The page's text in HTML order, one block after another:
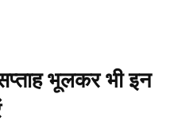
भूलकर भी इन